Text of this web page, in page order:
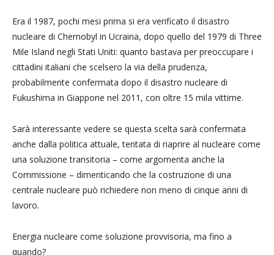
Era il 1987, pochi mesi prima si era verificato il disastro
nucleare di Chernobyl in Ucraina, dopo quello del 1979 di Three
Mile Island negli Stati Uniti: quanto bastava per preoccupare i
cittadini italiani che scelsero la via della prudenza,
probabilmente confermata dopo il disastro nucleare di
Fukushima in Giappone nel 2011, con oltre 15 mila vittime.
Sarà interessante vedere se questa scelta sarà confermata
anche dalla politica attuale, tentata di riaprire al nucleare come
una soluzione transitoria – come argomenta anche la
Commissione – dimenticando che la costruzione di una
centrale nucleare può richiedere non meno di cinque anni di
lavoro.
Energia nucleare come soluzione provvisoria, ma fino a
quando?